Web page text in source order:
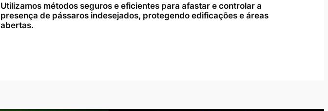
Utilizamos métodos seguros e eficientes para afastar e controlar a
presença de pássaros indesejados, protegendo edificações e áreas
abertas.